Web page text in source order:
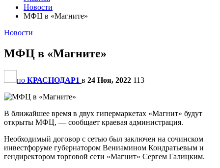
Новости
МФЦ в «Магните»
Новости
МФЦ в «Магните»
по КРАСНОДАР1 в 24 Ноя, 2022 113
В ближайшее время в двух гипермаркетах «Магнит» будут
открыты МФЦ, — сообщает краевая администрация.
Необходимый договор с сетью был заключен на сочинском
инвестфоруме губернатором Вениамином Кондратьевым и
гендиректором торговой сети «Магнит» Сергем Галицким.